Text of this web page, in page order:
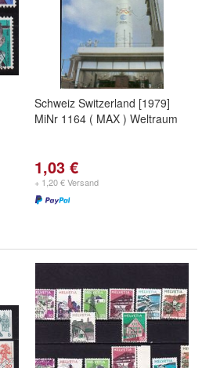
Schweiz Switzerland [1979]
MiNr 1164 ( MAX ) Weltraum
1,03 €
+ 1,20 € Versand